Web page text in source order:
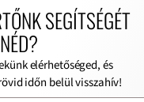
mintázata és selymes
a nagy
biztosít a padlón. A
azok számára, akik a
ötvözve
kialakítani – legyen
SEGÍTSÉGÉT
elérhetőséged, és
időn belül visszahív!